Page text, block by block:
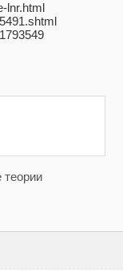
lnr.html